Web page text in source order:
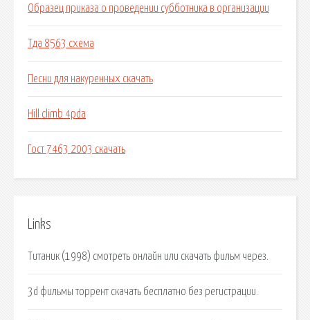
Образец приказа о проведении субботника в организации
Тда 8563 схема
Песни для накуренных скачать
Hill climb 4pda
Гост 7463 2003 скачать
Links
Титаник (1998) смотреть онлайн или скачать фильм через.
3d фильмы торрент скачать бесплатно без регистрации.